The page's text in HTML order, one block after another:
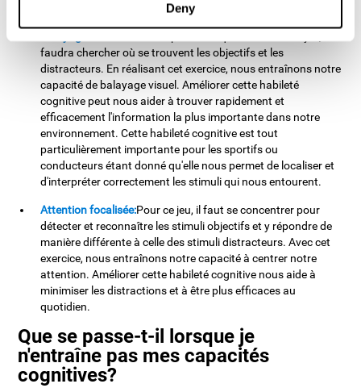
Deny
lettres ou objets de manière plus efficace.
faudra chercher où se trouvent les objectifs et les
distracteurs. En réalisant cet exercice, nous entraînons notre
capacité de balayage visuel. Améliorer cette habileté
cognitive peut nous aider à trouver rapidement et
efficacement l'information la plus importante dans notre
environnement. Cette habileté cognitive est tout
particulièrement importante pour les sportifs ou
conducteurs étant donné qu'elle nous permet de localiser et
d'interpréter correctement les stimuli qui nous entourent.
Attention focalisée:Pour ce jeu, il faut se concentrer pour
détecter et reconnaître les stimuli objectifs et y répondre de
manière différente à celle des stimuli distracteurs. Avec cet
exercice, nous entraînons notre capacité à centrer notre
attention. Améliorer cette habileté cognitive nous aide à
minimiser les distractions et à être plus efficaces au
quotidien.
Que se passe-t-il lorsque je
n'entraîne pas mes capacités
cognitives?